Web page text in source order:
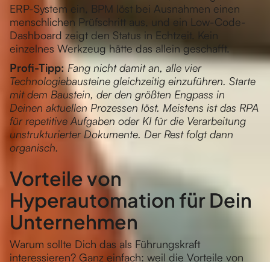
ERP-System ein, BPM löst bei Ausnahmen einen
menschlichen Prüfschritt aus, und ein Low-Code-
Dashboard zeigt den Status in Echtzeit. Kein
einzelnes Werkzeug hätte das allein geschafft.
Profi-Tipp: Fang nicht damit an, alle vier
Technologiebausteine gleichzeitig einzuführen. Starte
mit dem Baustein, der den größten Engpass in
Deinen aktuellen Prozessen löst. Meistens ist das RPA
für repetitive Aufgaben oder KI für die Verarbeitung
unstrukturierter Dokumente. Der Rest folgt dann
organisch.
Vorteile von
Hyperautomation für Dein
Unternehmen
Warum sollte Dich das als Führungskraft
interessieren? Ganz einfach: weil die Vorteile von